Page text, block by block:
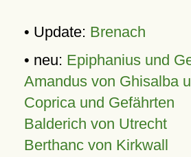
• Update: Brenach
• neu: Epiphanius und
Amandus von Ghisalba
Coprica und Gefährten
Balderich von Utrecht
Berthanc von Kirkwall